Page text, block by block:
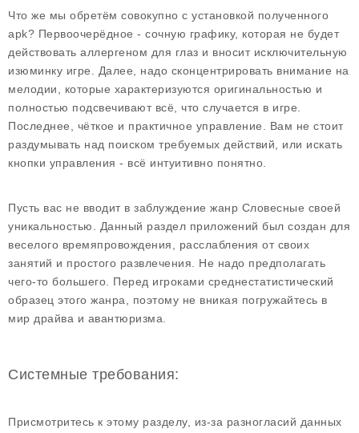
Что же мы обретём совокупно с установкой полученного
apk? Первоочерёдное - сочную графику, которая не будет
действовать аллергеном для глаз и вносит исключительную
изюминку игре. Далее, надо сконцентрировать внимание на
мелодии, которые характеризуются оригинальностью и
полностью подсвечивают всё, что случается в игре.
Последнее, чёткое и практичное управление. Вам не стоит
раздумывать над поиском требуемых действий, или искать
кнопки управления - всё интуитивно понятно.
Пусть вас не вводит в заблуждение жанр Словесные своей
уникальностью. Данный раздел приложений был создан для
веселого времяпровождения, расслабления от своих
занятий и простого развлечения. Не надо предполагать
чего-то большего. Перед игроками среднестатистический
образец этого жанра, поэтому не вникая погружайтесь в
мир драйва и авантюризма.
Системные требования:
Присмотритесь к этому разделу, из-за разногласий данных